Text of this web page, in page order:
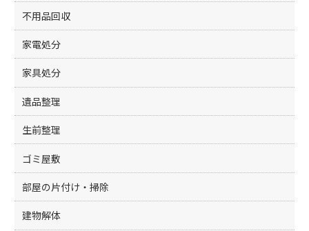
不用品回収
家電処分
家具処分
遺品整理
生前整理
ゴミ屋敷
部屋の片付け・掃除
建物解体